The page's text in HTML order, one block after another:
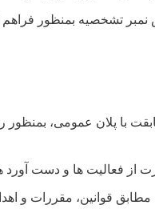
نمبر تشخصیه بمنظور
با پلان عمومی،
از فعالیت ها و دست
قوانین، مقررات و